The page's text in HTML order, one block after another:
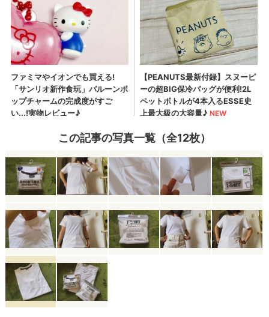
この記事の写真一覧（全12枚）